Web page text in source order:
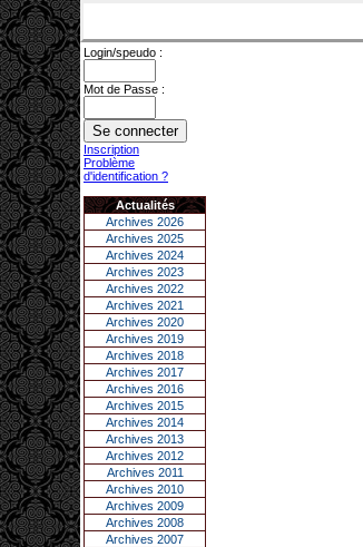
Login/speudo :
Mot de Passe :
Inscription
Problème
d'identification ?
Actualités
Archives 2026
Archives 2025
Archives 2024
Archives 2023
Archives 2022
Archives 2021
Archives 2020
Archives 2019
Archives 2018
Archives 2017
Archives 2016
Archives 2015
Archives 2014
Archives 2013
Archives 2012
Archives 2011
Archives 2010
Archives 2009
Archives 2008
Archives 2007